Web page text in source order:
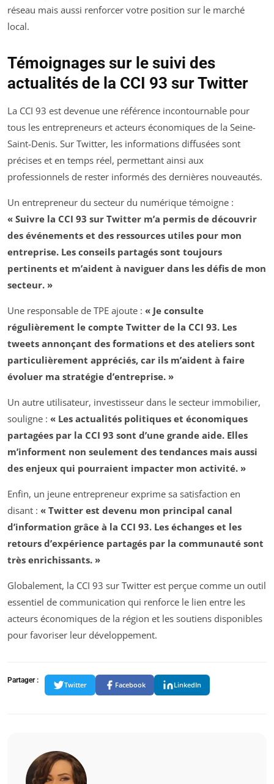
réseau mais aussi renforcer votre position sur le marché
local.
Témoignages sur le suivi des
actualités de la CCI 93 sur Twitter
La CCI 93 est devenue une référence incontournable pour
tous les entrepreneurs et acteurs économiques de la Seine-
Saint-Denis. Sur Twitter, les informations diffusées sont
précises et en temps réel, permettant ainsi aux
professionnels de rester informés des dernières nouveautés.
Un entrepreneur du secteur du numérique témoigne :
« Suivre la CCI 93 sur Twitter m’a permis de découvrir
des événements et des ressources utiles pour mon
entreprise. Les conseils partagés sont toujours
pertinents et m’aident à naviguer dans les défis de mon
secteur. »
Une responsable de TPE ajoute : « Je consulte
régulièrement le compte Twitter de la CCI 93. Les
tweets annonçant des formations et des ateliers sont
particulièrement appréciés, car ils m’aident à faire
évoluer ma stratégie d’entreprise. »
Un autre utilisateur, investisseur dans le secteur immobilier,
souligne : « Les actualités politiques et économiques
partagées par la CCI 93 sont d’une grande aide. Elles
m’informent non seulement des tendances mais aussi
des enjeux qui pourraient impacter mon activité. »
Enfin, un jeune entrepreneur exprime sa satisfaction en
disant : « Twitter est devenu mon principal canal
d’information grâce à la CCI 93. Les échanges et les
retours d’expérience partagés par la communauté sont
très enrichissants. »
Globalement, la CCI 93 sur Twitter est perçue comme un outil
essentiel de communication qui renforce le lien entre les
acteurs économiques de la région et les soutiens disponibles
pour favoriser leur développement.
Partager :
Twitter Facebook LinkedIn